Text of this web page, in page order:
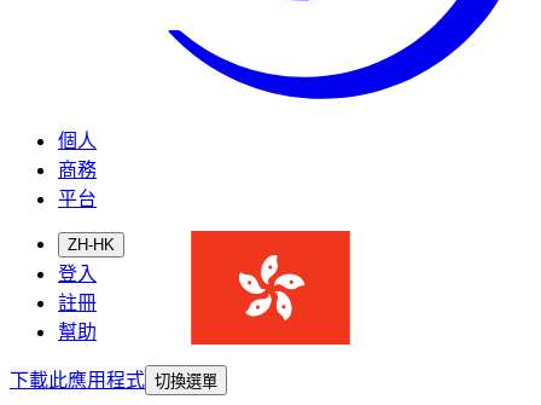
個人
商務
平台
ZH-HK
登入
註冊
幫助
下載此應用程式 切換選單